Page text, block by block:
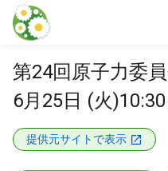
本文に飛ぶ
第24回原子力委
6月25日 (火
提供元サイトで表示